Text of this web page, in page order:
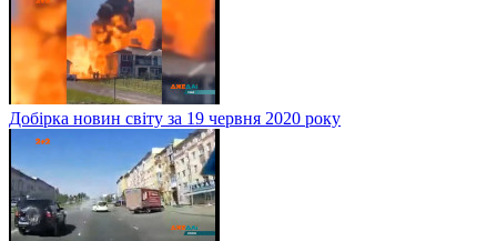
Добірка новин світу за 19 червня 2020 року